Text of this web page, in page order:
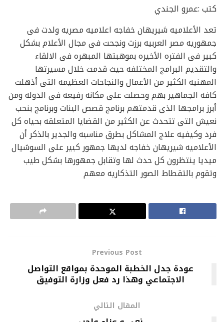
كتب :عمرو الجندي
تعد الأعلاميه شيريهان خفاجه اعلاميه مصريه ولدت فى
جمهوريه مصر العربيه برزت ونجحت فى مجال الأعلام بشكل
كبير فى الفتره الأخيره بموهبتها المبهره فى الالقاء
والتقديم البرامج المختلفه حيث قدمت خلال مسيرتها
المهنيه الكثير من الأعمال والنجاحات العظيمه التى أذهلت
كافه الجماهير بهم وحصلت على مكانه رفيعه فى الدوله ومن
أبرز برامجها الذى قدمتهم برنامج قصص البنات وبرنامج بنحب
نعيش التى تتحدث عن الكثير من القضايا المتعلقه بحياه كل
فرد وكيفيه علاج المشاكل بطرق مناسبه والجدير بالذكر أن
الأعلاميه شيريهان خفاجه لديها جمهور كبير على السوشيال
ميديا ينتظرون كل حدث لها وتقابل جمهورها بشكل طيب
وتقوم بالتقطاط الصور التذكاريه معهم
Previous Post
عودة جدل الخطبة الموحدة بمواقع التواصل
الاجتماعي وهذا رد فعل وزارة التوفيق
المقال التالي